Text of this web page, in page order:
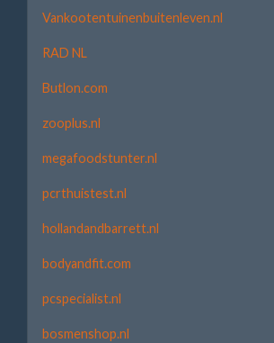
Vankootentuinenbuitenleven.nl
RAD NL
Butlon.com
zooplus.nl
megafoodstunter.nl
pcrthuistest.nl
hollandandbarrett.nl
bodyandfit.com
pcspecialist.nl
bosmenshop.nl